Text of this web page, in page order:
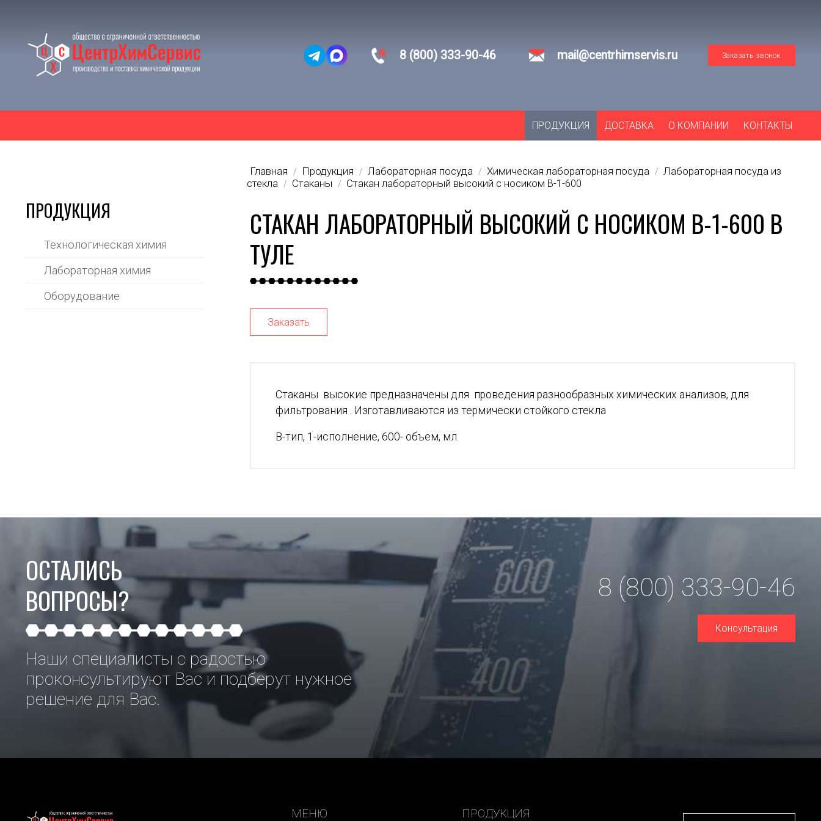
8 (800) 333-90-46 mail@centrhimservis.ru Заказать звонок
ПРОДУКЦИЯ ДОСТАВКА О КОМПАНИИ КОНТАКТЫ
ПРОДУКЦИЯ
Технологическая химия
Лабораторная химия
Оборудование
Главная / Продукция / Лабораторная посуда / Химическая лабораторная посуда / Лабораторная посуда из
стекла
/ Стаканы / Стакан лабораторный высокий с носиком В-1-600
СТАКАН ЛАБОРАТОРНЫЙ ВЫСОКИЙ С НОСИКОМ В-1-600 В
ТУЛЕ
Заказать
Стаканы высокие предназначены для проведения разнообразных химических анализов, для
фильтрования . Изготавливаются из термически стойкого стекла
В-тип, 1-исполнение, 600- объем, мл.
ОСТАЛИСЬ
ВОПРОСЫ?
Наши специалисты с радостью
проконсультируют Вас и подберут нужное
решение для Вас.
8 (800) 333-90-46
Консультация
МЕНЮ ПРОДУКЦИЯ